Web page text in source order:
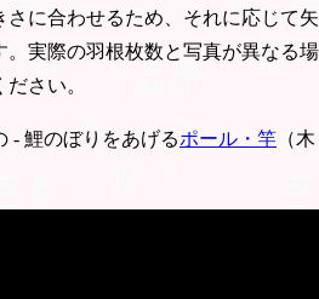
さに合わせるため、それに応じて矢
実際の羽根枚数と写真が異なる場
さい。
- 鯉のぼりをあげるポール・竿 （木